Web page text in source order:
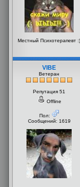
Местный Психотерапевт :)
VIBE
Ветеран
Репутация 51
Offline
Пол:
Сообщений: 1619